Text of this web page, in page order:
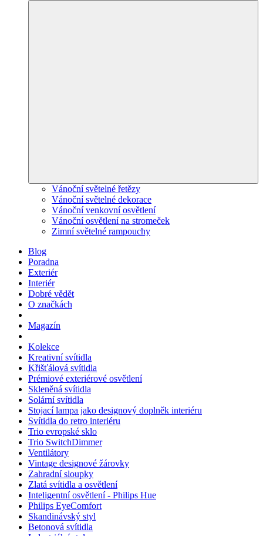
Vánoční světelné řetězy
Vánoční světelné dekorace
Vánoční venkovní osvětlení
Vánoční osvětlení na stromeček
Zimní světelné rampouchy
Blog
Poradna
Exteriér
Interiér
Dobré vědět
O značkách
Magazín
Kolekce
Kreativní svítidla
Křišťálová svítidla
Prémiové exteriérové osvětlení
Skleněná svítidla
Solární svítidla
Stojací lampa jako designový doplněk interiéru
Svítidla do retro interiéru
Trio evropské sklo
Trio SwitchDimmer
Ventilátory
Vintage designové žárovky
Zahradní sloupky
Zlatá svítidla a osvětlení
Inteligentní osvětlení - Philips Hue
Philips EyeComfort
Skandinávský styl
Betonová svítidla